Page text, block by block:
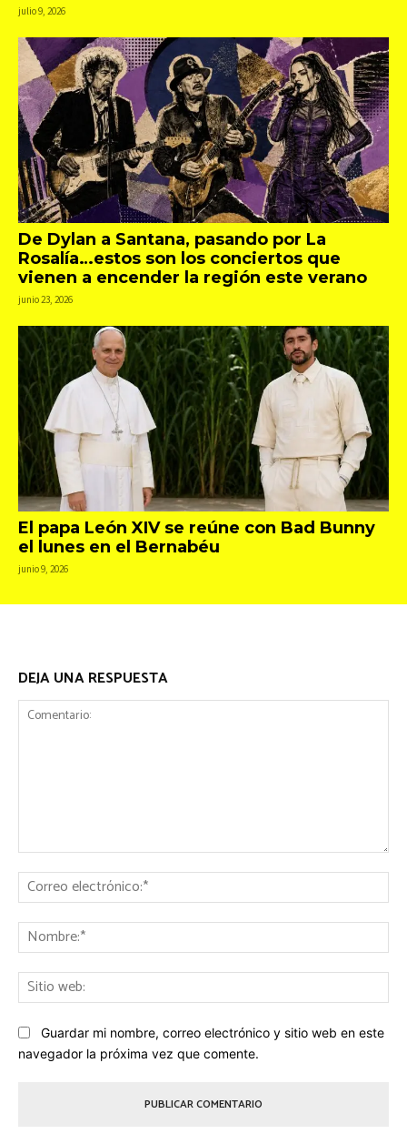
julio 9, 2026
De Dylan a Santana, pasando por La
Rosalía…estos son los conciertos que
vienen a encender la región este verano
junio 23, 2026
El papa León XIV se reúne con Bad Bunny
el lunes en el Bernabéu
junio 9, 2026
DEJA UNA RESPUESTA
Guardar mi nombre, correo electrónico y sitio web en este
navegador la próxima vez que comente.